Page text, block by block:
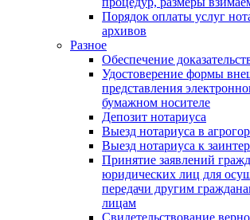
Порядок оплаты услуг
архивов
Разное
Обеспечение
Удостоверение формы
представления
бумажном носителе
Депозит нотариуса
Выезд нотариуса в
Выезд нотариуса к
Принятие заявлений
юридических лиц для
передачи другим
лицам
Свидетельствование